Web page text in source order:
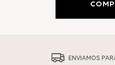
ENVIAMOS